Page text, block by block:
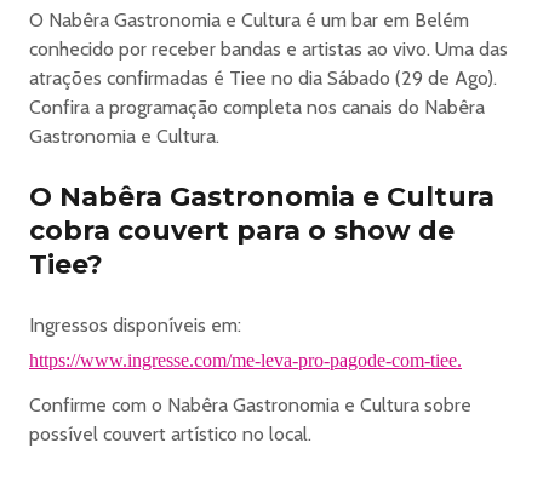
O Nabêra Gastronomia e Cultura é um bar em Belém
conhecido por receber bandas e artistas ao vivo. Uma das
atrações confirmadas é Tiee no dia Sábado (29 de Ago).
Confira a programação completa nos canais do Nabêra
Gastronomia e Cultura.
O Nabêra Gastronomia e Cultura
cobra couvert para o show de
Tiee?
Ingressos disponíveis em:
https://www.ingresse.com/me-leva-pro-pagode-com-tiee.
Confirme com o Nabêra Gastronomia e Cultura sobre
possível couvert artístico no local.